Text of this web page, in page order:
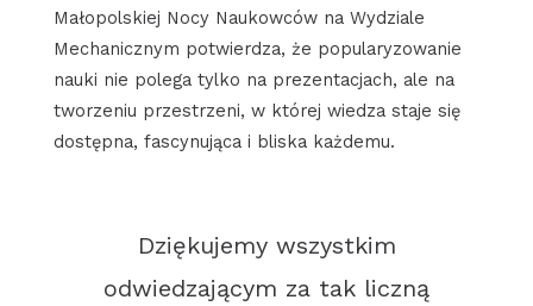
Małopolskiej Nocy Naukowców na Wydziale
Mechanicznym potwierdza, że popularyzowanie
nauki nie polega tylko na prezentacjach, ale na
tworzeniu przestrzeni, w której wiedza staje się
dostępna, fascynująca i bliska każdemu.
Dziękujemy wszystkim
odwiedzającym za tak liczną